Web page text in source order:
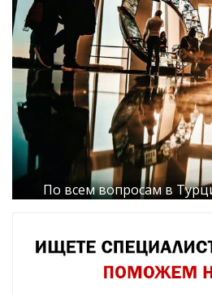
По всем вопросам в